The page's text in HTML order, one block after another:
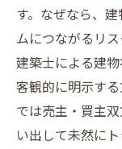
す。なぜなら、
ムにつながるリ
建築士による建
客観的に明示す
では売主・買主
い出して未然に